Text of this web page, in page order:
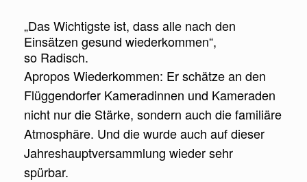
„Das Wichtigste ist, dass alle nach den
Einsätzen gesund wiederkommen“,
so Radisch.
Apropos Wiederkommen: Er schätze an den
Flüggendorfer Kameradinnen und Kameraden
nicht nur die Stärke, sondern auch die familiäre
Atmosphäre. Und die wurde auch auf dieser
Jahreshauptversammlung wieder sehr
spürbar.